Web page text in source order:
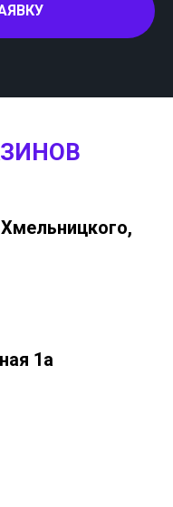
1а